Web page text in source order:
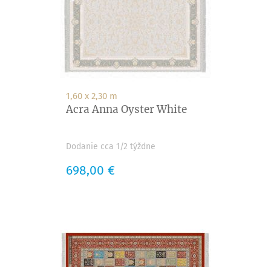
1,60 x 2,30 m
Acra Anna Oyster White
Dodanie cca 1/2 týždne
Cena
698,00 €